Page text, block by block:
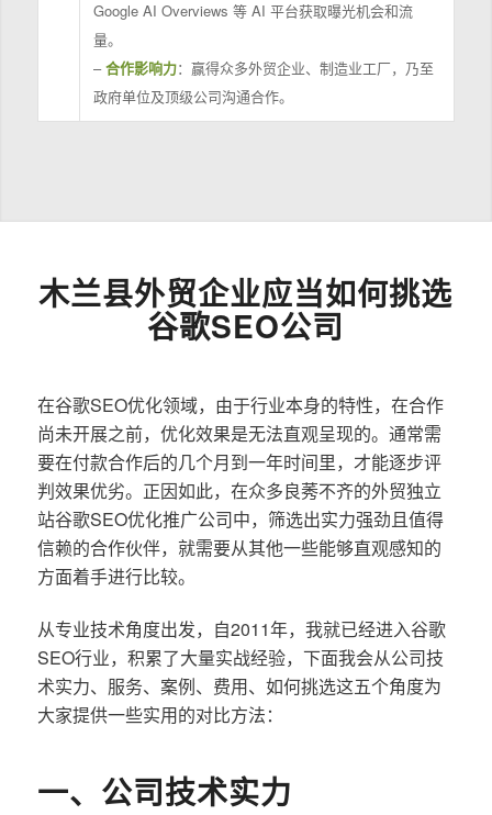
Google AI Overviews 等 AI 平台获取曝光机会和流
量。
–合作影响力：赢得众多外贸企业、制造业工厂，乃至
政府单位及顶级公司沟通合作。
木兰县外贸企业应当如何挑选
谷歌SEO公司
在谷歌SEO优化领域，由于行业本身的特性，在合作
尚未开展之前，优化效果是无法直观呈现的。通常需
要在付款合作后的几个月到一年时间里，才能逐步评
判效果优劣。正因如此，在众多良莠不齐的外贸独立
站谷歌SEO优化推广公司中，筛选出实力强劲且值得
信赖的合作伙伴，就需要从其他一些能够直观感知的
方面着手进行比较。
从专业技术角度出发，自2011年，我就已经进入谷歌
SEO行业，积累了大量实战经验，下面我会从公司技
术实力、服务、案例、费用、如何挑选这五个角度为
大家提供一些实用的对比方法：
一、公司技术实力